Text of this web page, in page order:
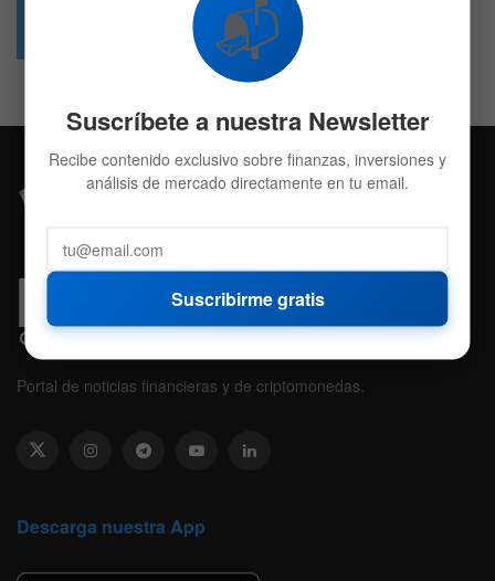
4.7k
Followers
Portal de noticias financieras y de criptomonedas.
Descarga nuestra App
📬
Suscríbete a nuestra Newsletter
Recibe contenido exclusivo sobre finanzas, inversiones y
análisis de mercado directamente en tu email.
Suscribirme gratis